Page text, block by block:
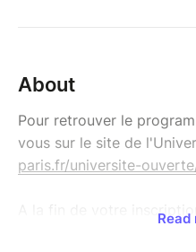
About
Pour retrouver le
vous sur le site de
paris.fr/universite-
A la fin de votre
Read